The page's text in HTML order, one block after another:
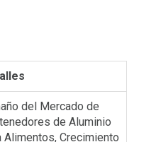
del Mercado de
de Aluminio
Alimentos, Crecimiento